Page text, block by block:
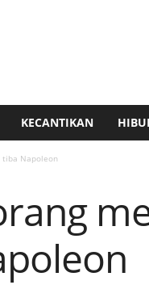
KECANTIKAN
tiba Napoleon